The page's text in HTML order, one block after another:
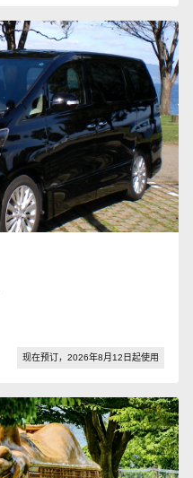
现在预订，2026年8月12日起使用